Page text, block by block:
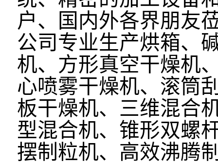
户、国内外各界朋友
公司专业生产烘箱、
机、方形真空干燥机
心喷雾干燥机、滚筒
板干燥机、三维混合
型混合机、锥形双螺
摆制粒机、高效沸腾